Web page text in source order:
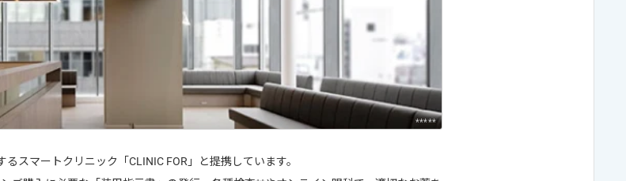
*****
スマートクリニック「CLINIC FOR」と提携しています。